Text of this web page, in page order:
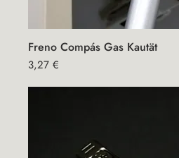
Vista rápida
Freno Compás Gas Kautät
Precio
3,27 €